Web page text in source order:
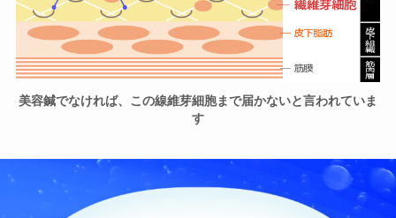
美容鍼でなければ、この線維芽細胞まで届かないと言われていま
す